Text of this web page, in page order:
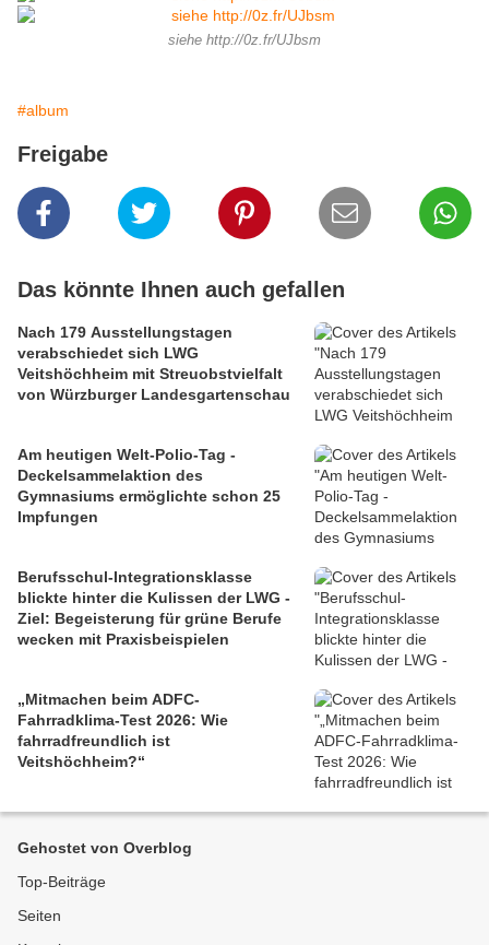
siehe http://0z.fr/UJbsm
#album
Freigabe
Das könnte Ihnen auch gefallen
Nach 179 Ausstellungstagen
verabschiedet sich LWG
Veitshöchheim mit Streuobstvielfalt
von Würzburger Landesgartenschau
Am heutigen Welt-Polio-Tag -
Deckelsammelaktion des
Gymnasiums ermöglichte schon 25
Impfungen
Berufsschul-Integrationsklasse
blickte hinter die Kulissen der LWG -
Ziel: Begeisterung für grüne Berufe
wecken mit Praxisbeispielen
„Mitmachen beim ADFC-
Fahrradklima-Test 2026: Wie
fahrradfreundlich ist
Veitshöchheim?“
Gehostet von Overblog
Top-Beiträge
Seiten